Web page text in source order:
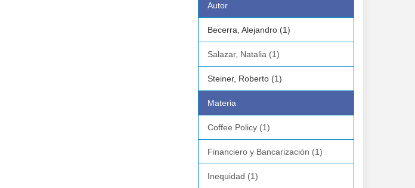
Autor
Becerra, Alejandro (1)
Salazar, Natalia (1)
Steiner, Roberto (1)
Materia
Coffee Policy (1)
Financiero y Bancarización (1)
Inequidad (1)